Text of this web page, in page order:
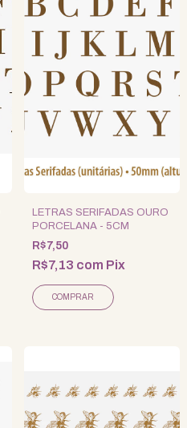
LETRAS SERIFADAS OURO
PORCELANA - 5CM
R$7,50
R$7,13 com Pix
COMPRAR